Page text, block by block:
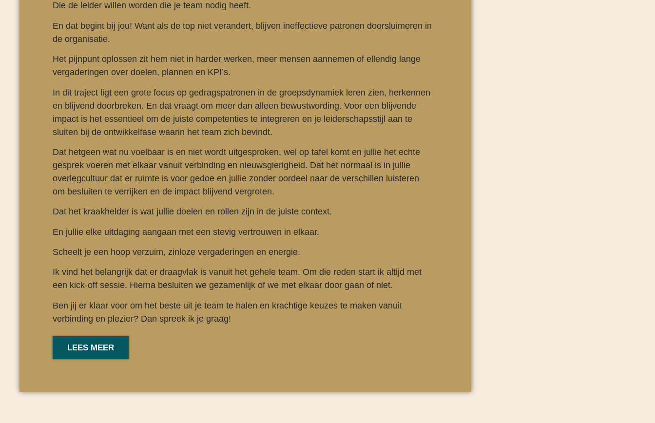
Die de leider willen worden die je team nodig heeft.
En dat begint bij jou! Want als de top niet verandert, blijven ineffectieve patronen doorsluimeren in
de organisatie.
Het pijnpunt oplossen zit hem niet in harder werken, meer mensen aannemen of ellendig lange
vergaderingen over doelen, plannen en KPI’s.
In dit traject ligt een grote focus op gedragspatronen in de groepsdynamiek leren zien, herkennen
en blijvend doorbreken. En dat vraagt om meer dan alleen bewustwording. Voor een blijvende
impact is het essentieel om de juiste competenties te integreren en je leiderschapsstijl aan te
sluiten bij de ontwikkelfase waarin het team zich bevindt.
Dat hetgeen wat nu voelbaar is en niet wordt uitgesproken, wel op tafel komt en jullie het echte
gesprek voeren met elkaar vanuit verbinding en nieuwsgierigheid. Dat het normaal is in jullie
overlegcultuur dat er ruimte is voor gedoe en jullie zonder oordeel naar de verschillen luisteren
om besluiten te verrijken en de impact blijvend vergroten.
Dat het kraakhelder is wat jullie doelen en rollen zijn in de juiste context.
En jullie elke uitdaging aangaan met een stevig vertrouwen in elkaar.
Scheelt je een hoop verzuim, zinloze vergaderingen en energie.
Ik vind het belangrijk dat er draagvlak is vanuit het gehele team. Om die reden start ik altijd met
een kick-off sessie. Hierna besluiten we gezamenlijk of we met elkaar door gaan of niet.
Ben jij er klaar voor om het beste uit je team te halen en krachtige keuzes te maken vanuit
verbinding en plezier? Dan spreek ik je graag!
LEES MEER